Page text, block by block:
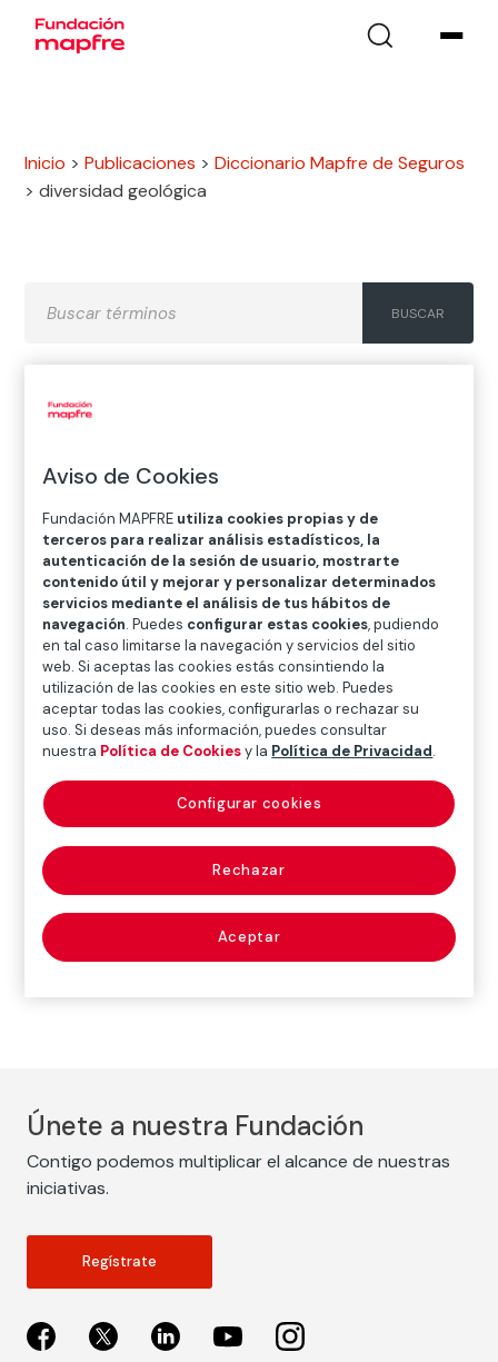
Inicio >Publicaciones >Diccionario Mapfre de Seguros
>diversidad geológica
A
H
J K
O
P Q R S
U
V
W X Y Z
Diccionario de seguros
diversidad
geológica
(geological
diversity)
Véase
Únete a nuestra Fundación
Contigo podemos multiplicar el alcance de nuestras
iniciativas.
Regístrate
Aviso de Cookies
Fundación MAPFRE utiliza cookies propias y de
terceros para realizar análisis estadísticos, la
autenticación de la sesión de usuario, mostrarte
contenido útil y mejorar y personalizar determinados
servicios mediante el análisis de tus hábitos de
navegación. Puedes configurar estas cookies, pudiendo
en tal caso limitarse la navegación y servicios del sitio
web. Si aceptas las cookies estás consintiendo la
utilización de las cookies en este sitio web. Puedes
aceptar todas las cookies, configurarlas o rechazar su
uso. Si deseas más información, puedes consultar
nuestra Política de Cookiesy la Política de Privacidad.
Rechazar
Aceptar
Configurar cookies